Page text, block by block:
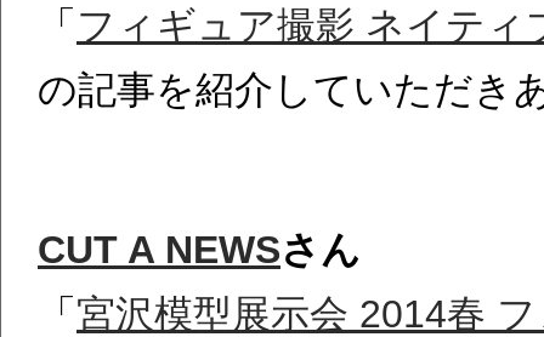
「 フィギュア撮影 ネイティ
の記事を紹介していただき
CUT A NEWSさん
「 宮沢模型展示会 2014春